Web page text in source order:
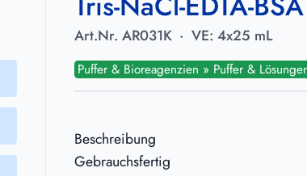
Art.Nr. AR031K · VE: 4x25 mL
Puffer & Bioreagenzien » Puffer &
Beschreibung
Gebrauchsfertig